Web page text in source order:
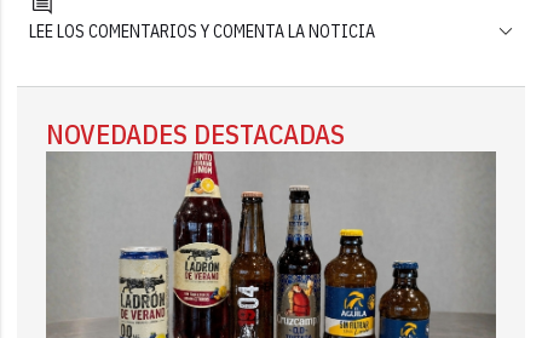
LEE LOS COMENTARIOS Y COMENTA LA NOTICIA
NOVEDADES DESTACADAS